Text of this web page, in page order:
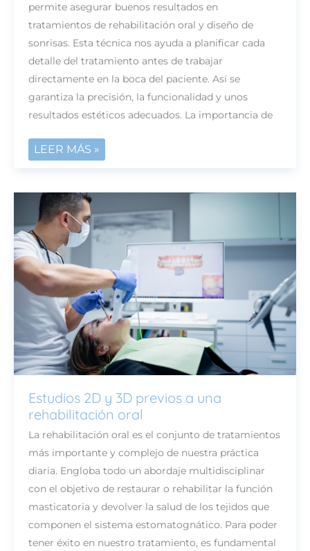
permite asegurar buenos resultados en
tratamientos de rehabilitación oral y diseño de
sonrisas. Esta técnica nos ayuda a planificar cada
detalle del tratamiento antes de trabajar
directamente en la boca del paciente. Así se
garantiza la precisión, la funcionalidad y unos
resultados estéticos adecuados. La importancia de
PLANIFICACIÓN
PRUEBA
DE
MOCK-
UP
LEER MÁS »
Estudios 2D y 3D previos a una
rehabilitación oral
La rehabilitación oral es el conjunto de tratamientos
más importante y complejo de nuestra práctica
diaria. Engloba todo un abordaje multidisciplinar
con el objetivo de restaurar o rehabilitar la función
masticatoria y devolver la salud de los tejidos que
componen el sistema estomatognático. Para poder
tener éxito en nuestro tratamiento, es fundamental
ESTUDIOS
2D
Y
3D
PREVIOS
REHABILITACIÓN
ORAL